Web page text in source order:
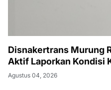
Disnakertrans Murung
Aktif Laporkan Kondisi
Agustus 04, 2026